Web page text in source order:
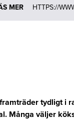
MER HTTPS://
tydligt i
Många väljer